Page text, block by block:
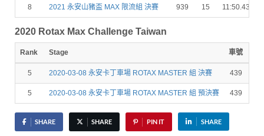
8 2021 永安山豬盃 MAX 限流組 決賽 939 15 11:50.433
2020 Rotax Max Challenge Taiwan
Rank Stage 車號
5 2020-03-08 永安卡丁車場 ROTAX MASTER 組 決賽 439
5 2020-03-08 永安卡丁車場 ROTAX MASTER 組 預決賽 439
SHARE SHARE PIN IT SHARE